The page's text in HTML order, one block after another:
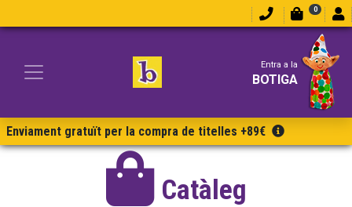
0
Entra a la
BOTIGA
Enviament gratuït per la compra de titelles +89€
Catàleg